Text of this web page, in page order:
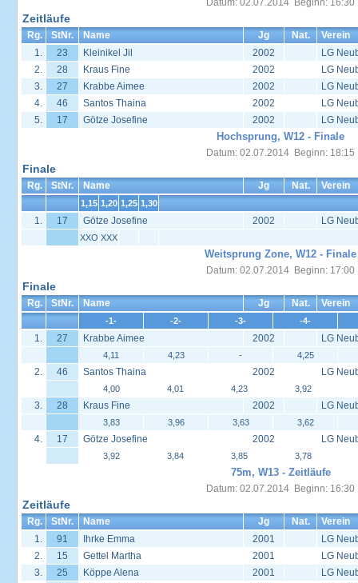
Datum: 02.07.2014 Beginn: 16:30
Zeitläufe
Rg. StNr. Name Jg Nat.
Verein
1.
23 Kleinikel Jil 2002
LG
2.
28 Kraus Fine 2002
LG
3.
27 Krabbe Aimee 2002
LG
4.
46 Santos Thaina 2002
LG
5.
17 Götze Josefine 2002 LG
Hochsprung, W12 - Finale
Datum: 02.07.2014 Beginn: 18:15
Finale
Rg. StNr. Name Jg Nat. Verein
1,15 1,20 1,25 1,30
1. 17 Götze Josefine 2002 LG
XXO XXX
Weitsprung Zone, W12 - Finale
Datum: 02.07.2014 Beginn: 17:00
Finale
Rg. StNr. Name Jg Nat. Verein
-1- -2- -3- -4-
1. 27 Krabbe Aimee 2002 LG
4,11 4,23 - 4,25
2. 46 Santos Thaina 2002 LG
4,00 4,01 4,23 3,92
3. 28 Kraus Fine 2002 LG
3,83 3,96 3,63 3,62
4. 17 Götze Josefine 2002 LG
3,92 3,84 3,85 3,78
75m, W13 - Zeitläufe
Datum: 02.07.2014 Beginn: 16:30
Zeitläufe
Rg. StNr. Name Jg Nat.
Verein
1.
91 Ihrke Emma 2001
LG
2.
15 Gettel Martha 2001
LG
3.
25 Köppe Alena 2001
LG